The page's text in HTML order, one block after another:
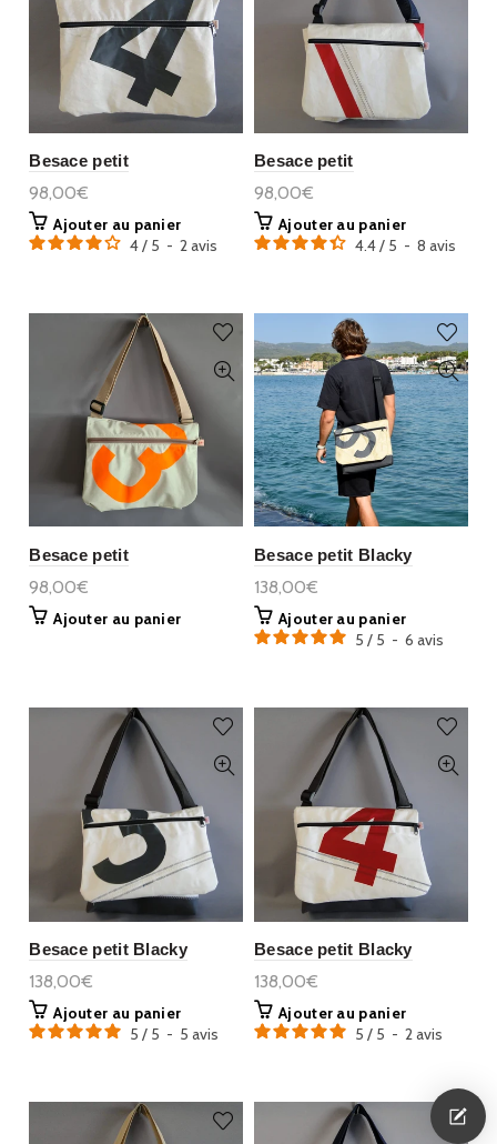
Besace petit
98,00€
Ajouter au panier
4/ 5 - 2avis
Besace petit
98,00€
Ajouter au panier
4.4/ 5 - 8 avis
Besace petit
98,00€
Ajouter au panier
Besace petit Blacky
138,00€
Ajouter au panier
5 / 5 - 6 avis
Besace petit Blacky
138,00€
Ajouter au panier
5 / 5 - 5avis
Besace petit Blacky
138,00€
Ajouter au panier
5 / 5 - 2 avis